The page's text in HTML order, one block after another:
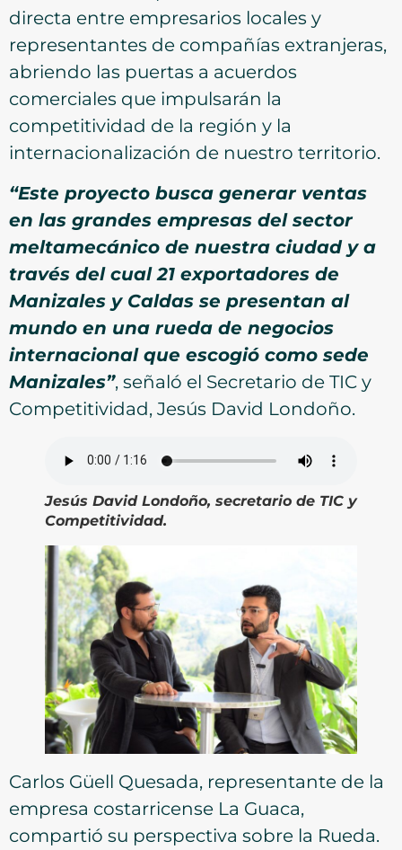
directa entre empresarios locales y
representantes de compañías extranjeras,
abriendo las puertas a acuerdos
comerciales que impulsarán la
competitividad de la región y la
internacionalización de nuestro territorio.
“Este proyecto busca generar ventas
en las grandes empresas del sector
meltamecánico de nuestra ciudad y a
través del cual 21 exportadores de
Manizales y Caldas se presentan al
mundo en una rueda de negocios
internacional que escogió como sede
Manizales”, señaló el Secretario de TIC y
Competitividad, Jesús David Londoño.
Jesús David Londoño, secretario de TIC y
Competitividad.
Carlos Güell Quesada, representante de la
empresa costarricense La Guaca,
compartió su perspectiva sobre la Rueda.